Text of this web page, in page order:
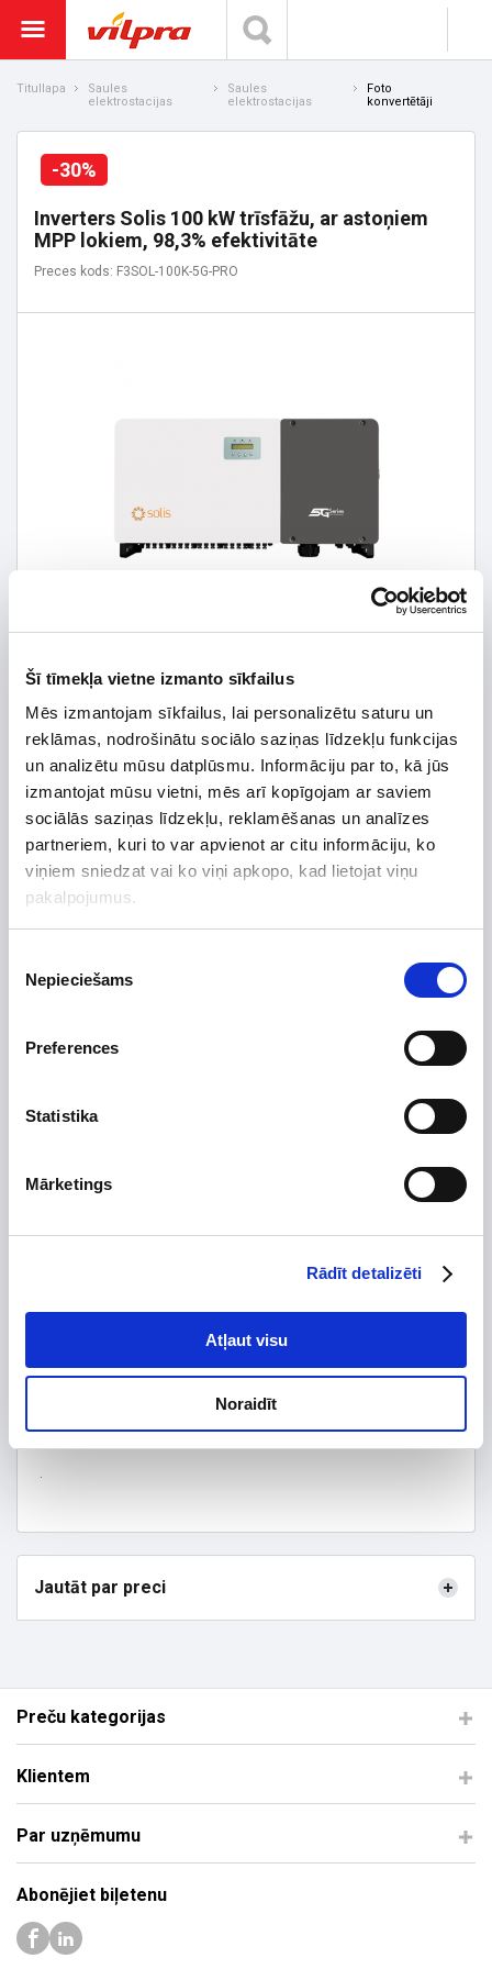
Šī tīmekļa vietne izmanto sīkfailus
Mēs izmantojam sīkfailus, lai personalizētu saturu un
reklāmas, nodrošinātu sociālo saziņas līdzekļu funkcijas
un analizētu mūsu datplūsmu. Informāciju par to, kā jūs
izmantojat mūsu vietni, mēs arī kopīgojam ar saviem
sociālās saziņas līdzekļu, reklamēšanas un analīzes
partneriem, kuri to var apvienot ar citu informāciju, ko
viņiem sniedzat vai ko viņi apkopo, kad lietojat viņu
pakalpojumus.
izvēle
Nepieciešams
Preferences
Statistika
Mārketings
Rādīt detalizēti
Atļaut visu
Noraidīt
Titullapa
Saules
elektrostacijas
Saules
elektrostacijas
Foto
konvertētāji
-30%
Inverters Solis 100 kW trīsfāžu, ar astoņiem
MPP lokiem, 98,3% efektivitāte
Preces kods: F3SOL-100K-5G-PRO
3 430,35 € *
4 900,50 € *Detalizētāku informāciju un cenu meklēt
Augstums, mm
1065
Elektr. jauda, līdz
100000
Trīsfāžu invertori
Garantijas termiņš, mēn.
24
.
Jautāt par preci
Preču kategorijas
Klientem
Par uzņēmumu
Abonējiet biļetenu